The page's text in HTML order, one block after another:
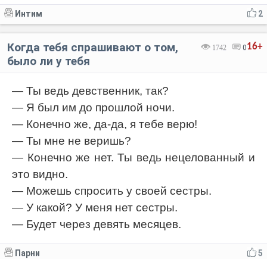
2
Интим
16+
1742 0
Когда тебя спрашивают о том,
было ли у тебя
— Ты ведь девственник, так?
— Я был им до прошлой ночи.
— Конечно же, да-да, я тебе верю!
— Ты мне не веришь?
— Конечно же нет. Ты ведь нецелованный и
это видно.
— Можешь спросить у своей сестры.
— У какой? У меня нет сестры.
— Будет через девять месяцев.
5
Парни